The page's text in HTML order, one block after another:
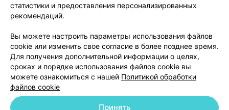
Добавить специалиста
статистики и предоставления персонализированных
рекомендаций.
Вы можете настроить параметры использования файлов
cookie или изменить свое согласие в более позднее время.
Для получения дополнительной информации о целях,
сроках и порядке использования файлов cookie вы
можете ознакомиться с нашей Политикой обработки
файлов cookie
Принять